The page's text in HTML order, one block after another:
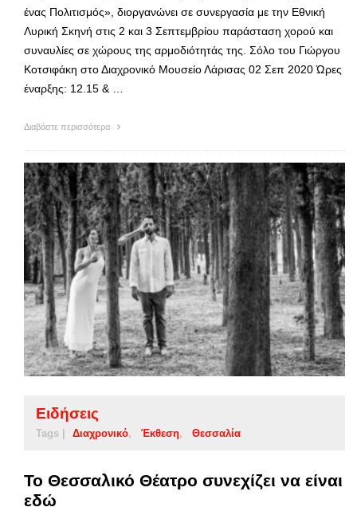
ένας Πολιτισμός», διοργανώνει σε συνεργασία με την Εθνική
Λυρική Σκηνή στις 2 και 3 Σεπτεμβρίου παράσταση χορού και
συναυλίες σε χώρους της αρμοδιότητάς της. Σόλο του Γιώργου
Κοτσιφάκη στο Διαχρονικό Μουσείο Λάρισας 02 Σεπ 2020 Ώρες
έναρξης: 12.15 & …
Διαβάστε περισσότερα
Ειδήσεις
Tags | Διαχρονικό Έκθεση Θεσσαλία
Το Θεσσαλικό Θέατρο συνεχίζει να είναι
εδώ